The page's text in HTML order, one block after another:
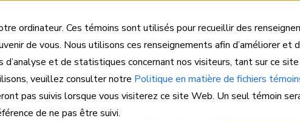
ordinateur. Ces témoins sont utilisés pour recueillir des
de vous. Nous utilisons ces renseignements afin d’améliorer et
d’analyse et de statistiques concernant nos visiteurs, tant sur ce
veuillez consulter notre Politique en matière de fichiers
pas suivis lorsque vous visiterez ce site Web. Un seul témoin
de ne pas être suivi.
Solutions d’emballage à façon